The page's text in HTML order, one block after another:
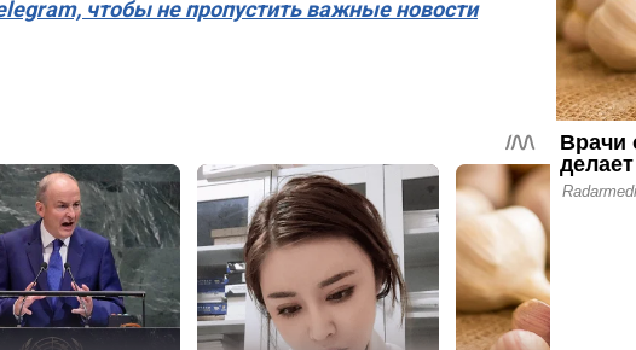
чтобы не пропустить важные новости